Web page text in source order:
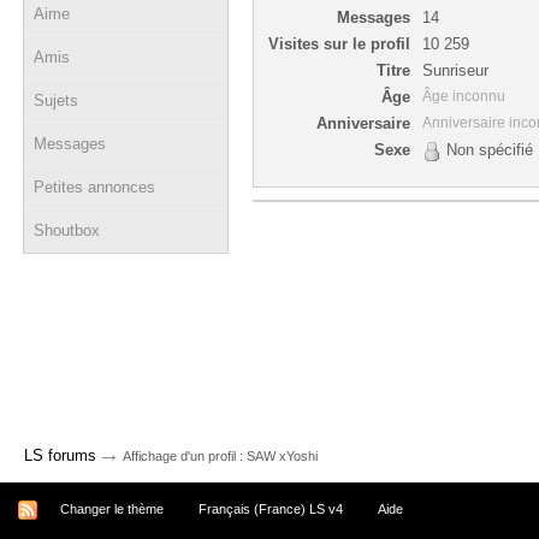
Aime
Amis
Sujets
Messages
Petites annonces
Shoutbox
Messages
14
Visites sur le profil
10 259
Titre
Sunriseur
Âge
Âge inconnu
Anniversaire Anniversaire
Sexe Non spécifié
LS forums → Affichage d'un profil : SAW xYoshi
Changer le thème Français (France) LS v4 Aide